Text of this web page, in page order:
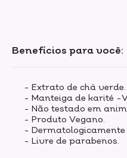
Benefícios para você:
- Extrato de chá verde.
- Manteiga de karité -
- Não testado em
- Produto Vegano.
- Dermatologicamente
- Livre de parabenos.